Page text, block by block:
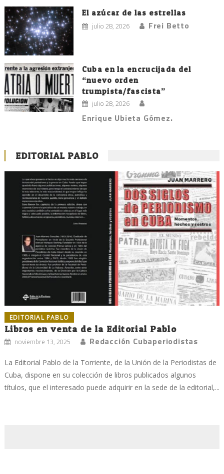
El azúcar de las estrellas
julio 28, 2026 Frei Betto
Cuba en la encrucijada del
“nuevo orden
trumpista/fascista”
julio 28, 2026
Enrique Ubieta Gómez.
EDITORIAL PABLO
EDITORIAL PABLO
Libros en venta de la Editorial Pablo
noviembre 13, 2025 Redacción Cubaperiodistas
La Editorial Pablo de la Torriente, de la Unión de la Periodistas de
Cuba, dispone en su colección de libros publicados algunos
títulos, que el interesado puede adquirir en la sede de la editorial,...